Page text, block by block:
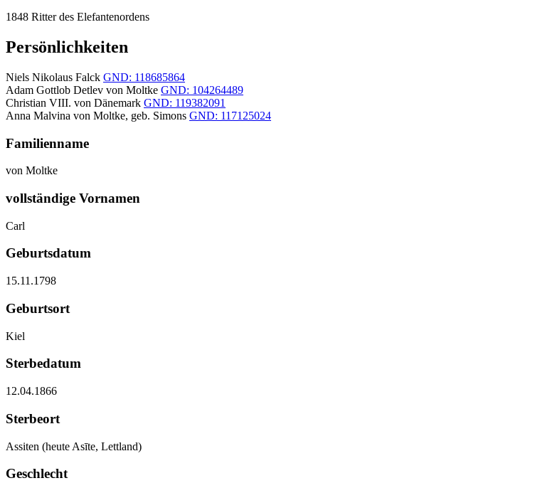
1848 Ritter des Elefantenordens
Persönlichkeiten
Niels Nikolaus Falck GND: 118685864
Adam Gottlob Detlev von Moltke GND: 104264489
Christian VIII. von Dänemark GND: 119382091
Anna Malvina von Moltke, geb. Simons GND: 117125024
Familienname
von Moltke
vollständige Vornamen
Carl
Geburtsdatum
15.11.1798
Geburtsort
Kiel
Sterbedatum
12.04.1866
Sterbeort
Assiten (heute Asīte, Lettland)
Geschlecht